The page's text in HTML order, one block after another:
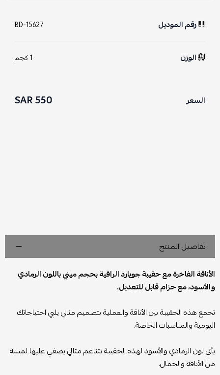
رقم الموديل BD-15627
الوزن 1 كجم
السعر 550 SAR
تفاصيل المنتج
الأناقة الفاخرة مع حقيبة جويارد الراقية بحجم ميني باللون الرمادي
والأسود، مع حزام قابل للتعديل.
تجمع هذه الحقيبة بين الأناقة والعملية بتصميم مثالي يلبي احتياجاتك
اليومية والمناسبات الخاصة.
يأتي لون الرمادي والأسود لهذه الحقيبة بتناغم مثالي يضفي عليها لمسة
من الأناقة والجمال.